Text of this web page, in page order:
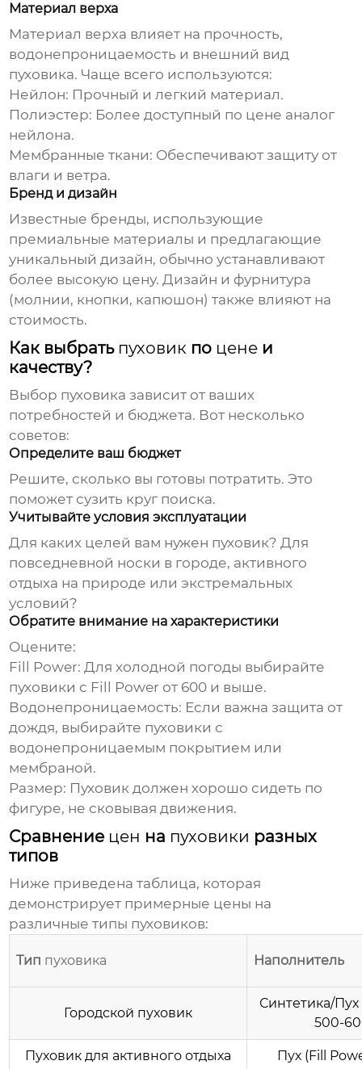
Материал верха
Материал верха влияет на прочность,
водонепроницаемость и внешний вид
пуховика. Чаще всего используются:
Нейлон: Прочный и легкий материал.
Полиэстер: Более доступный по цене аналог
нейлона.
Мембранные ткани: Обеспечивают защиту от
влаги и ветра.
Бренд и дизайн
Известные бренды, использующие
премиальные материалы и предлагающие
уникальный дизайн, обычно устанавливают
более высокую цену. Дизайн и фурнитура
(молнии, кнопки, капюшон) также влияют на
стоимость.
Как выбрать пуховик по цене и
качеству?
Выбор пуховика зависит от ваших
потребностей и бюджета. Вот несколько
советов:
Определите ваш бюджет
Решите, сколько вы готовы потратить. Это
поможет сузить круг поиска.
Учитывайте условия эксплуатации
Для каких целей вам нужен пуховик? Для
повседневной носки в городе, активного
отдыха на природе или экстремальных
условий?
Обратите внимание на характеристики
Оцените:
Fill Power: Для холодной погоды выбирайте
пуховики с Fill Power от 600 и выше.
Водонепроницаемость: Если важна защита от
дождя, выбирайте пуховики с
водонепроницаемым покрытием или
мембраной.
Размер: Пуховик должен хорошо сидеть по
фигуре, не сковывая движения.
Сравнение цен на пуховики разных
типов
Ниже приведена таблица, которая
демонстрирует примерные цены на
различные типы пуховиков:
Тип пуховика Наполнитель
Городской пуховик
Синтетика/
500-
Пуховик для активного отдыха Пух (Fill